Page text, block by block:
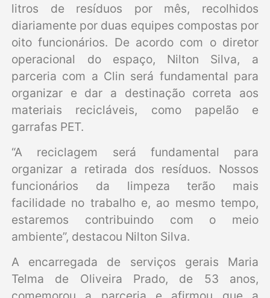
litros de resíduos por mês, recolhidos
diariamente por duas equipes compostas por
oito funcionários. De acordo com o diretor
operacional do espaço, Nilton Silva, a
parceria com a Clin será fundamental para
organizar e dar a destinação correta aos
materiais recicláveis, como papelão e
garrafas PET.
“A reciclagem será fundamental para
organizar a retirada dos resíduos. Nossos
funcionários da limpeza terão mais
facilidade no trabalho e, ao mesmo tempo,
estaremos contribuindo com o meio
ambiente”, destacou Nilton Silva.
A encarregada de serviços gerais Maria
Telma de Oliveira Prado, de 53 anos,